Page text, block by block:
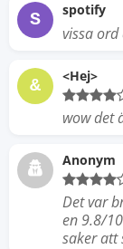
S spotify
vissa
& <Hej>
wow det
Anonym
Det var
en 9.8/
saker att